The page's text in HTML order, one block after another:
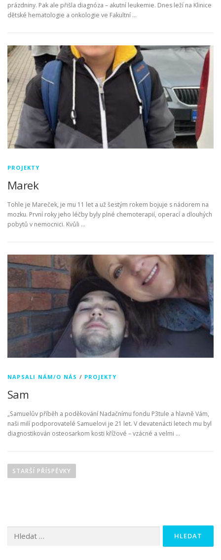
prázdniny. Pak ale přišla diagnóza – akutní leukemie. Dnes leží na Klinice
dětské hematologie a onkologie ve Fakultní …
PROJEKTY
Marek
Tohle je Mareček, je mu 11 let a už šestým rokem bojuje s nádorem na
mozku. První roky jeho léčby byly plné chemoterapií, operací a dlouhých
pobytů v nemocnici. Kvůli …
NAPSALI NÁM/O NÁS / PROJEKTY
Sam
„Samuelův příběh a poděkování Nadačnímu fondu P3tule a hlavně Vám,
naši milí podporovatelé Samuelovi je 21 let. V devatenácti letech mu byl
diagnostikován osteosarkom kosti křížové – vzácné a velmi …
aSTARŠÍ PŘÍSPĚVKY